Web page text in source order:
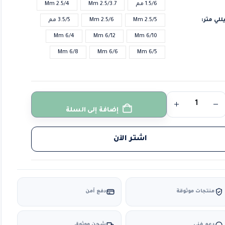
متر
1.5/6 مم 2.5/3.7 Mm
2.5/4 Mm
2.5/5 Mm
2.5/6 Mm 3.5/5 مم
6/10 Mm
6/12 Mm
6/4 Mm
6/5 Mm
6/6 Mm
6/8 Mm
إضافة إلى السلة
اشتر الآن
منتجات موثوقة دفع آمن